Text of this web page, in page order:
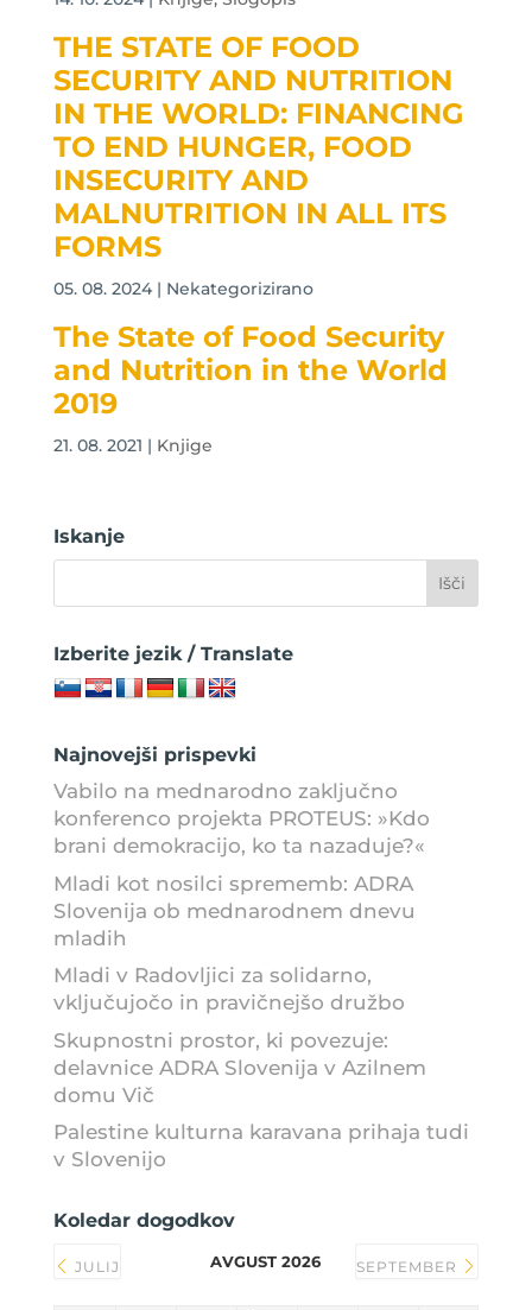
THE STATE OF FOOD
SECURITY AND NUTRITION
IN THE WORLD: FINANCING
TO END HUNGER, FOOD
INSECURITY AND
MALNUTRITION IN ALL ITS
FORMS
05. 08. 2024| Nekategorizirano
The State of Food Security
and Nutrition in the World
2019
21. 08. 2021 | Knjige
Iskanje
Izberite jezik / Translate
Najnovejši prispevki
Vabilo na mednarodno zaključno
konferenco projekta PROTEUS: »Kdo
brani demokracijo, ko ta nazaduje?«
Mladi kot nosilci sprememb: ADRA
Slovenija ob mednarodnem dnevu
mladih
Mladi v Radovljici za solidarno,
vključujočo in pravičnejšo družbo
Skupnostni prostor, ki povezuje:
delavnice ADRA Slovenija v Azilnem
domu Vič
Palestine kulturna karavana prihaja tudi
v Slovenijo
Koledar dogodkov
JULIJ AVGUST 2026 SEPTEMBER